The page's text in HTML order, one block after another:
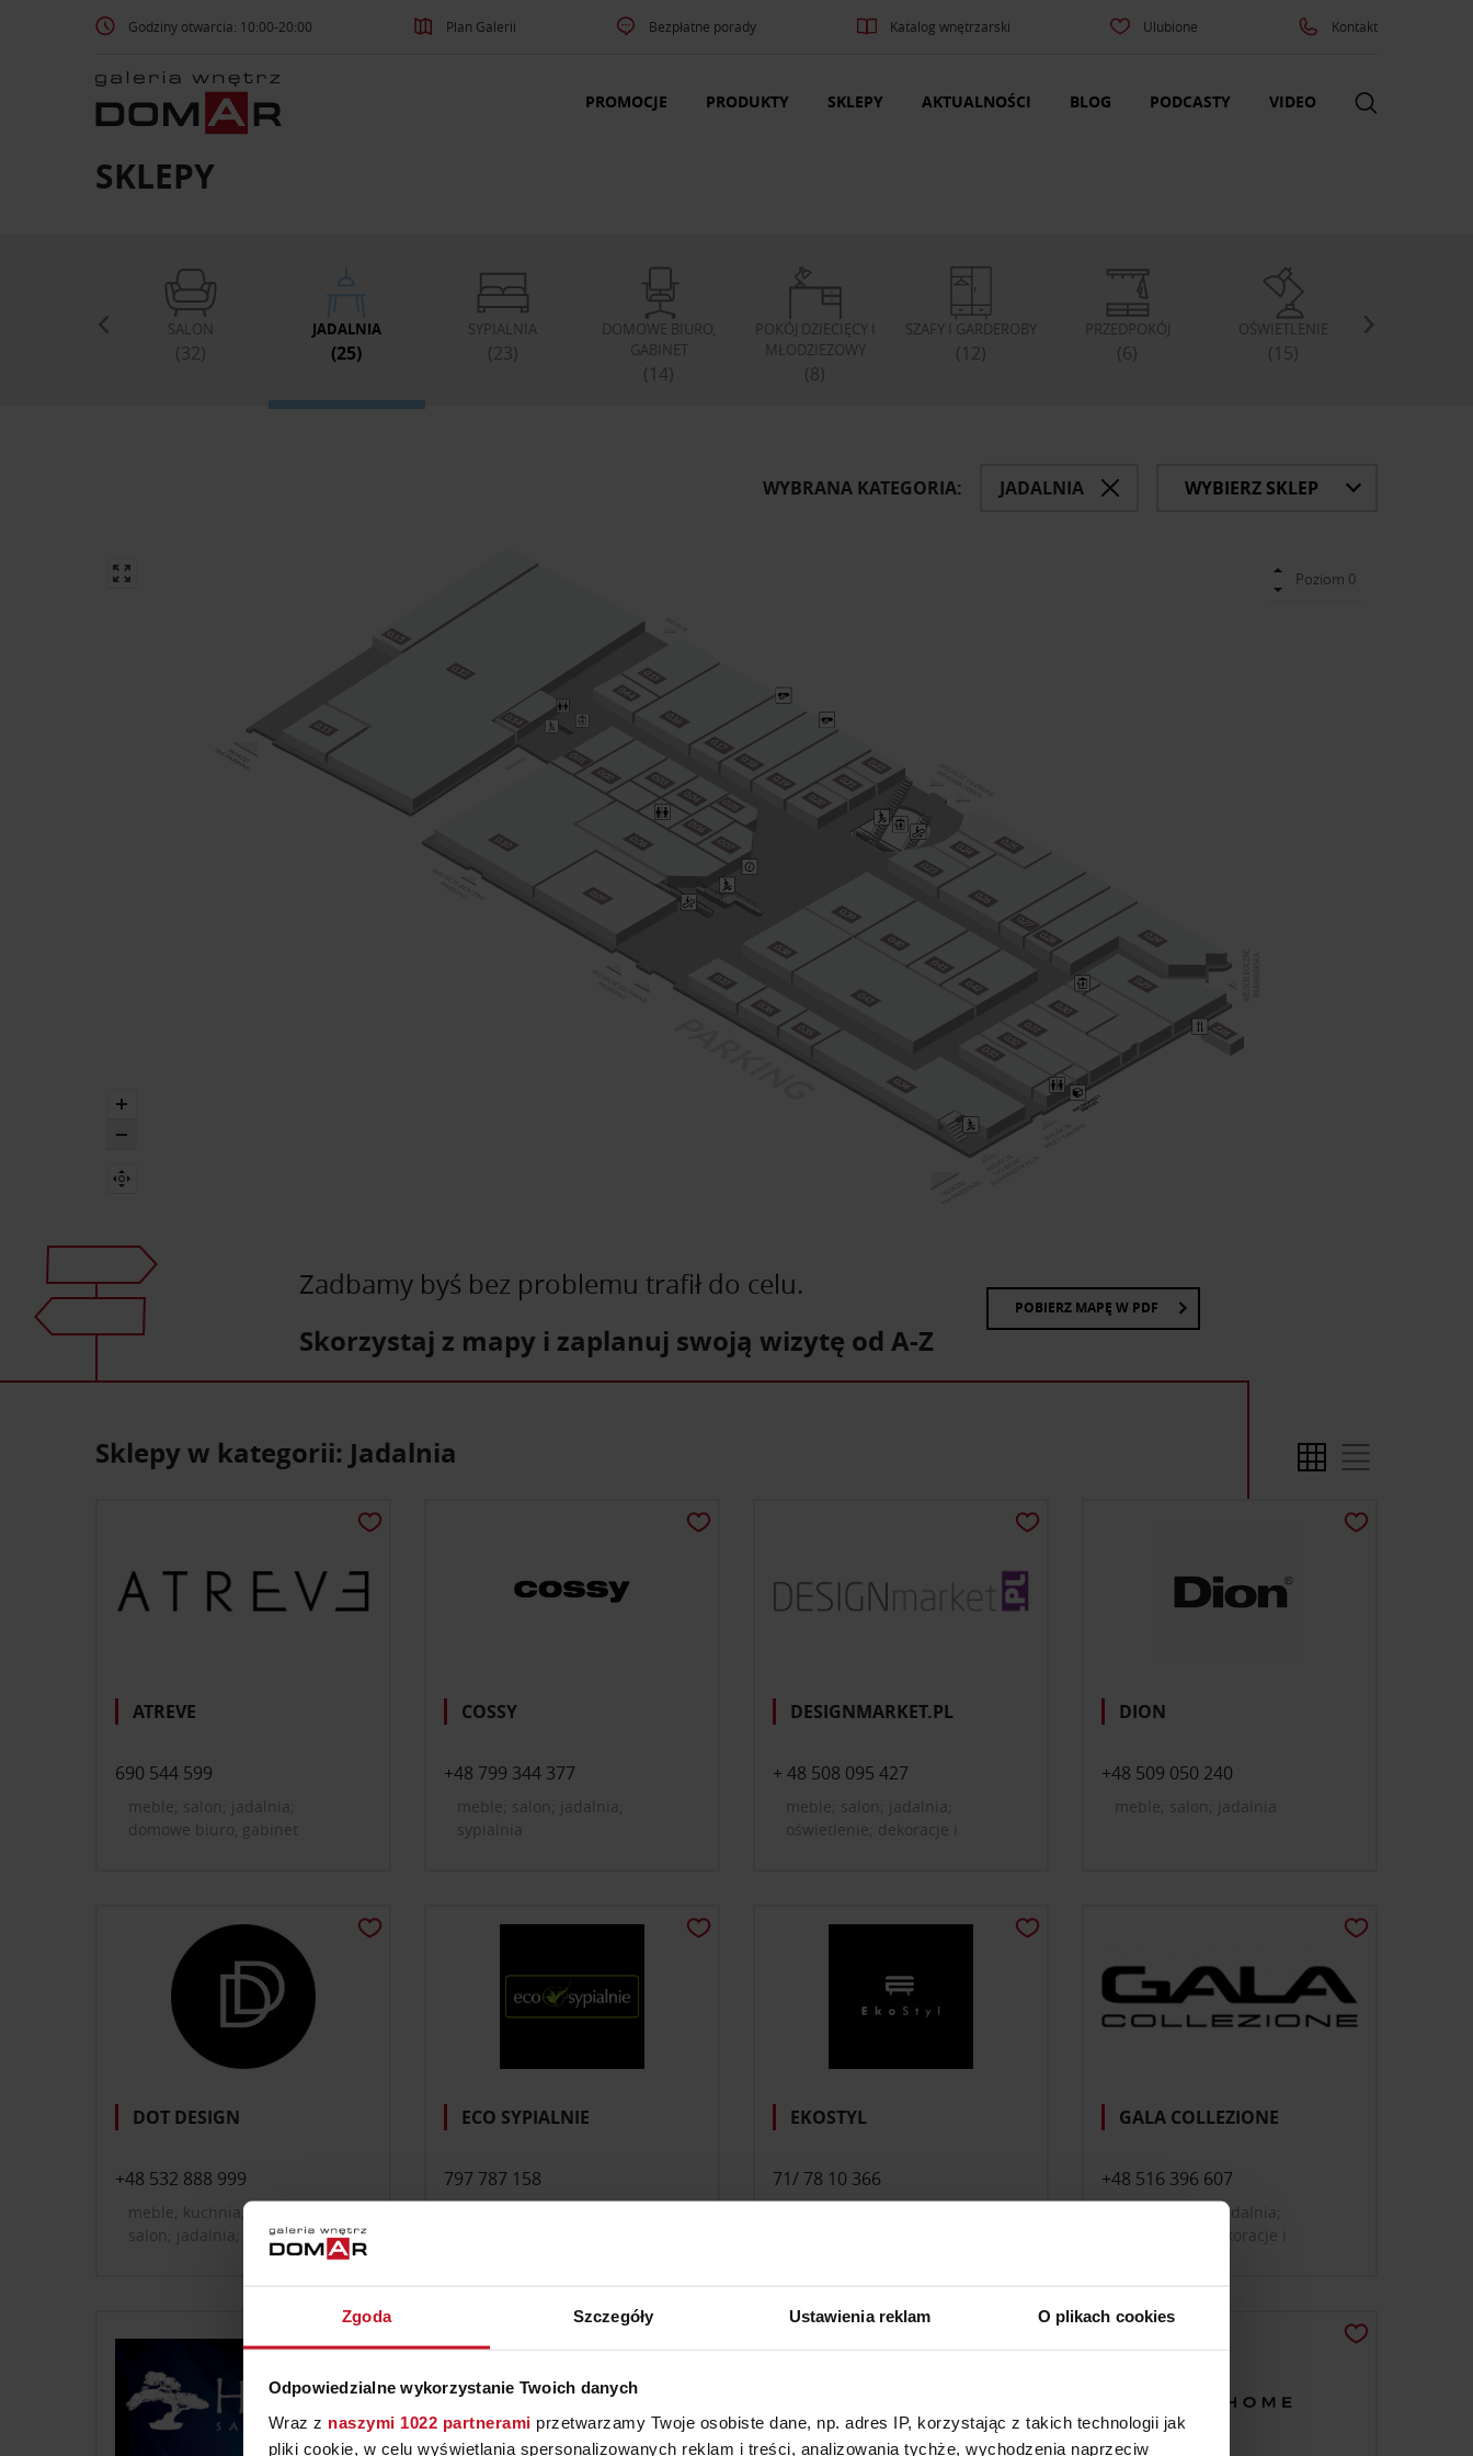
Zgoda Szczegóły Ustawienia reklam O plikach cookies
Odpowiedzialne wykorzystanie Twoich danych
Wraz z naszymi 1022 partnerami przetwarzamy Twoje osobiste dane, np. adres IP, korzystając z takich technologii jak
pliki cookie, w celu wyświetlania spersonalizowanych reklam i treści, analizowania tychże, wychodzenia naprzeciw
Godziny otwarcia: 10:00-20:00 Plan Galerii Bezpłatne porady Katalog wnętrzarski Ulubione Kontakt
PROMOCJE PRODUKTY SKLEPY AKTUALNOŚCI BLOG PODCASTY VIDEO
SKLEPY
SPRZĘT AGD SALON
(32)
JADALNIA
(25)
SYPIALNIA
(23)
DOMOWE BIURO,
GABINET
(14)
POKÓJ DZIECIĘCY I
MŁODZIEŻOWY
(8)
SZAFY I GARDEROBY
(12)
PRZEDPOKÓJ
(6)
OŚWIETLENIE
(15)
DEKORACJE I
WYBRANA KATEGORIA: JADALNIA WYBIERZ SKLEP
Zadbamy byś bez problemu trafił do celu.
Skorzystaj z mapy i zaplanuj swoją wizytę od A-Z
POBIERZ MAPĘ W PDF
Sklepy w kategorii: Jadalnia
ATREVE
690 544 599
meble; salon; jadalnia;
domowe biuro, gabinet
COSSY
+48 799 344 377
meble; salon; jadalnia;
sypialnia
DESIGNMARKET.PL
+ 48 508 095 427
meble; salon; jadalnia;
oświetlenie; dekoracje i
DION
+48 509 050 240
meble; salon; jadalnia
DOT DESIGN
+48 532 888 999
meble; kuchnia, sprzęt agd;
salon; jadalnia; domowe biuro,
gabinet; oświetlenie; dekoracje
ECO SYPIALNIE
797 787 158
EKOSTYL
71/ 78 10 366
GALA COLLEZIONE
+48 516 396 607
meble; salon; jadalnia;
oświetlenie; dekoracje i